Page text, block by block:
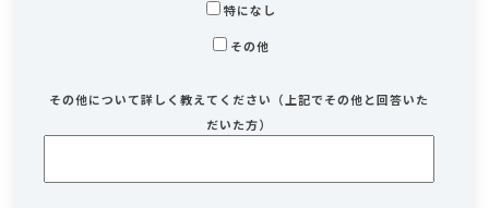
特になし
その他
その他について詳しく教えてください（上記でその他と回答いた
だいた方）